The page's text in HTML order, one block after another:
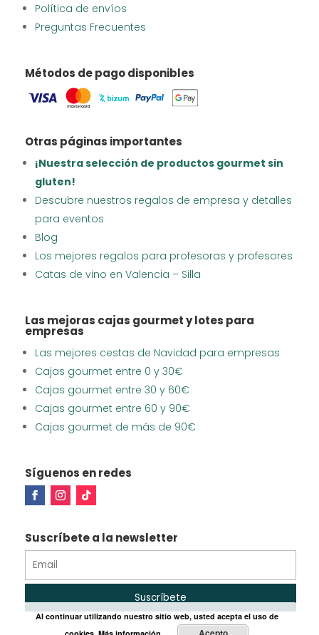
Política de envíos
Preguntas Frecuentes
Métodos de pago disponibles
Otras páginas importantes
¡Nuestra selección de productos gourmet sin
gluten!
Descubre nuestros regalos de empresa y detalles
para eventos
Blog
Los mejores regalos para profesoras y profesores
Catas de vino en Valencia – Silla
Las mejoras cajas gourmet y lotes para
empresas
Las mejores cestas de Navidad para empresas
Cajas gourmet entre 0 y 30€
Cajas gourmet entre 30 y 60€
Cajas gourmet entre 60 y 90€
Cajas gourmet de más de 90€
Síguenos en redes
Suscríbete a la newsletter
Al continuar utilizando nuestro sitio web, usted acepta el uso de